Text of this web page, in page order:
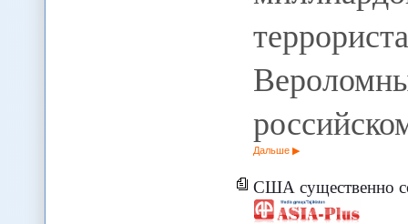
Дальше
США существенно